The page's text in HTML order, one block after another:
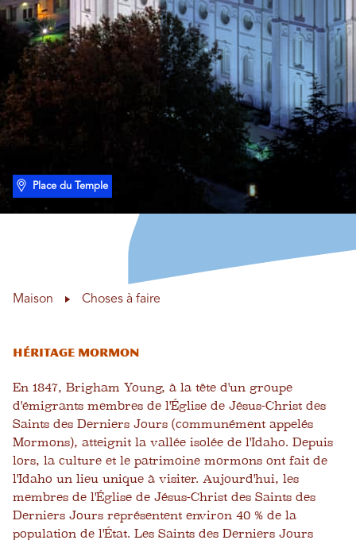
Place du Temple
Maison Choses à faire
héritage mormon
En 1847, Brigham Young, à la tête d'un groupe
d'émigrants membres de l'Église de Jésus-Christ des
Saints des Derniers Jours (communément appelés
Mormons), atteignit la vallée isolée de l'Idaho. Depuis
lors, la culture et le patrimoine mormons ont fait de
l'Idaho un lieu unique à visiter. Aujourd'hui, les
membres de l'Église de Jésus-Christ des Saints des
Derniers Jours représentent environ 40 % de la
population de l'État. Les Saints des Derniers Jours